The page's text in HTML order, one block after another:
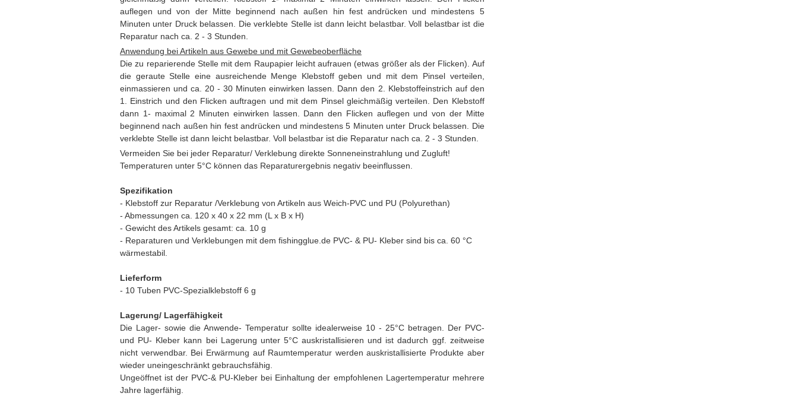
auflegen und von der Mitte beginnend nach außen hin fest andrücken und mindestens 5
Minuten unter Druck belassen. Die verklebte Stelle ist dann leicht belastbar. Voll belastbar ist die
Reparatur nach ca. 2 - 3 Stunden.
Anwendung bei Artikeln aus Gewebe und mit Gewebeoberfläche
Die zu reparierende Stelle mit dem Raupapier leicht aufrauen (etwas größer als der Flicken). Auf
die geraute Stelle eine ausreichende Menge Klebstoff geben und mit dem Pinsel verteilen,
einmassieren und ca. 20 - 30 Minuten einwirken lassen. Dann den 2. Klebstoffeinstrich auf den
1. Einstrich und den Flicken auftragen und mit dem Pinsel gleichmäßig verteilen. Den Klebstoff
dann 1- maximal 2 Minuten einwirken lassen. Dann den Flicken auflegen und von der Mitte
beginnend nach außen hin fest andrücken und mindestens 5 Minuten unter Druck belassen. Die
verklebte Stelle ist dann leicht belastbar. Voll belastbar ist die Reparatur nach ca. 2 - 3 Stunden.
Vermeiden Sie bei jeder Reparatur/ Verklebung direkte Sonneneinstrahlung und Zugluft!
Temperaturen unter 5°C können das Reparaturergebnis negativ beeinflussen.
Spezifikation
- Klebstoff zur Reparatur /Verklebung von Artikeln aus Weich-PVC und PU (Polyurethan)
- Abmessungen ca. 120 x 40 x 22 mm (L x B x H)
- Gewicht des Artikels gesamt: ca. 10 g
- Reparaturen und Verklebungen mit dem fishingglue.de PVC- & PU- Kleber sind bis ca. 60 °C
wärmestabil.
Lieferform
- 10 Tuben PVC-Spezialklebstoff 6 g
Lagerung/ Lagerfähigkeit
Die Lager- sowie die Anwende- Temperatur sollte idealerweise 10 - 25°C betragen. Der PVC-
und PU- Kleber kann bei Lagerung unter 5°C auskristallisieren und ist dadurch ggf. zeitweise
nicht verwendbar. Bei Erwärmung auf Raumtemperatur werden auskristallisierte Produkte aber
wieder uneingeschränkt gebrauchsfähig.
Ungeöffnet ist der PVC-& PU-Kleber bei Einhaltung der empfohlenen Lagertemperatur mehrere
Jahre lagerfähig.